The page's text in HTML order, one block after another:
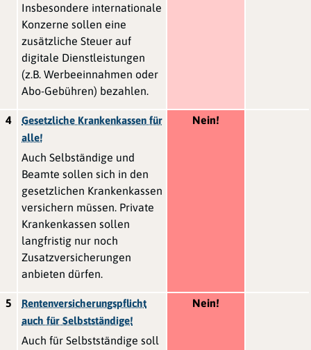
Insbesondere internationale
Konzerne sollen eine
zusätzliche Steuer auf
digitale Dienstleistungen
(z.B. Werbeeinnahmen oder
Abo-Gebühren) bezahlen.
4
Gesetzliche Krankenkassen für
alle!
Auch Selbständige und
Beamte sollen sich in den
gesetzlichen Krankenkassen
versichern müssen. Private
Krankenkassen sollen
langfristig nur noch
Zusatzversicherungen
anbieten dürfen.
Nein!
5
Rentenversicherungspflicht
auch für Selbstständige!
Auch für Selbstständige soll
Nein!